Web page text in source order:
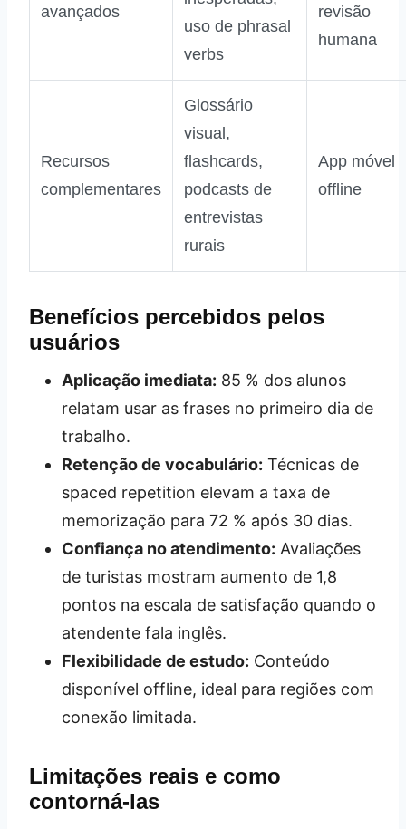
avançados
uso de phrasal
verbs
revisão
humana
Recursos
complementares
Glossário
visual,
flashcards,
podcasts de
entrevistas
rurais
App móvel
offline
Benefícios percebidos pelos
usuários
Aplicação imediata: 85 % dos alunos
relatam usar as frases no primeiro dia de
trabalho.
Retenção de vocabulário: Técnicas de
spaced repetition elevam a taxa de
memorização para 72 % após 30 dias.
Confiança no atendimento: Avaliações
de turistas mostram aumento de 1,8
pontos na escala de satisfação quando o
atendente fala inglês.
Flexibilidade de estudo: Conteúdo
disponível offline, ideal para regiões com
conexão limitada.
Limitações reais e como
contorná‑las